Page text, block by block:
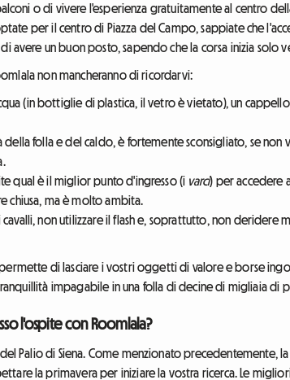
o di vivere l'esperienza gratuitamente al centro
per il centro di Piazza del Campo, sappiate che
avere un buon posto, sapendo che la corsa inizia solo
non mancheranno di ricordarvi:
(in bottiglie di plastica, il vetro è vietato), un cappello
della folla e del caldo, è fortemente sconsigliato, se
qual è il miglior punto d'ingresso (i varci) per accedere
chiusa, ma è molto ambita.
non utilizzare il flash e, soprattutto, non deridere
di lasciare i vostri oggetti di valore e borse
impagabile in una folla di decine di migliaia di
l'ospite con Roomlala?
Palio di Siena. Come menzionato precedentemente,
la primavera per iniziare la vostra ricerca. Le